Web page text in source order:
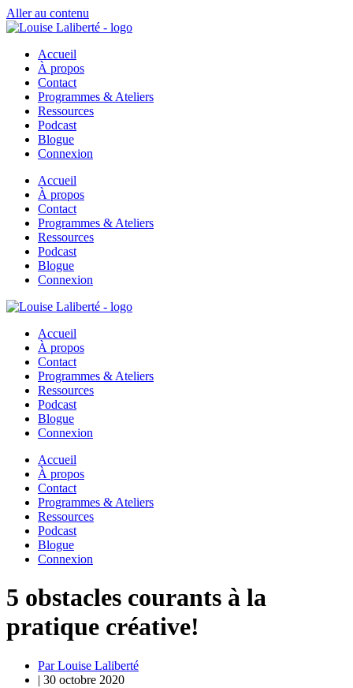
Aller au contenu
Accueil
À propos
Contact
Programmes & Ateliers
Ressources
Podcast
Blogue
Connexion
Accueil
À propos
Contact
Programmes & Ateliers
Ressources
Podcast
Blogue
Connexion
Accueil
À propos
Contact
Programmes & Ateliers
Ressources
Podcast
Blogue
Connexion
Accueil
À propos
Contact
Programmes & Ateliers
Ressources
Podcast
Blogue
Connexion
5 obstacles courants à la
pratique créative!
Par Louise Laliberté
| 30 octobre 2020